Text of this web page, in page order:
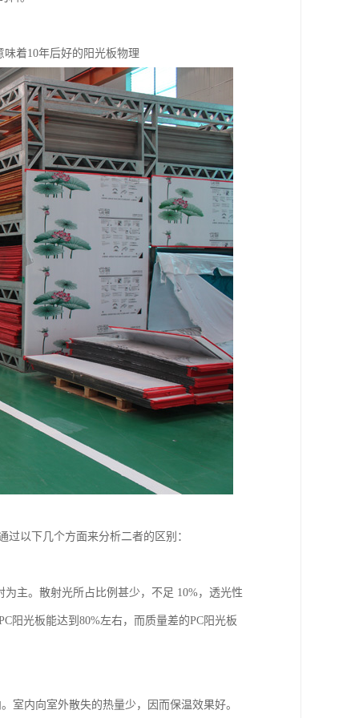
着10年后好的阳光板物理
以下几个方面来分析二者的区别：
主。散射光所占比例甚少，不足 10%，透光性
阳光板能达到80%左右，而质量差的PC阳光板
室内向室外散失的热量少，因而保温效果好。